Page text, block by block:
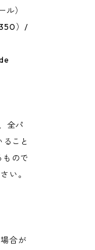
）
）/
全パ
こと
もので
い。
合が